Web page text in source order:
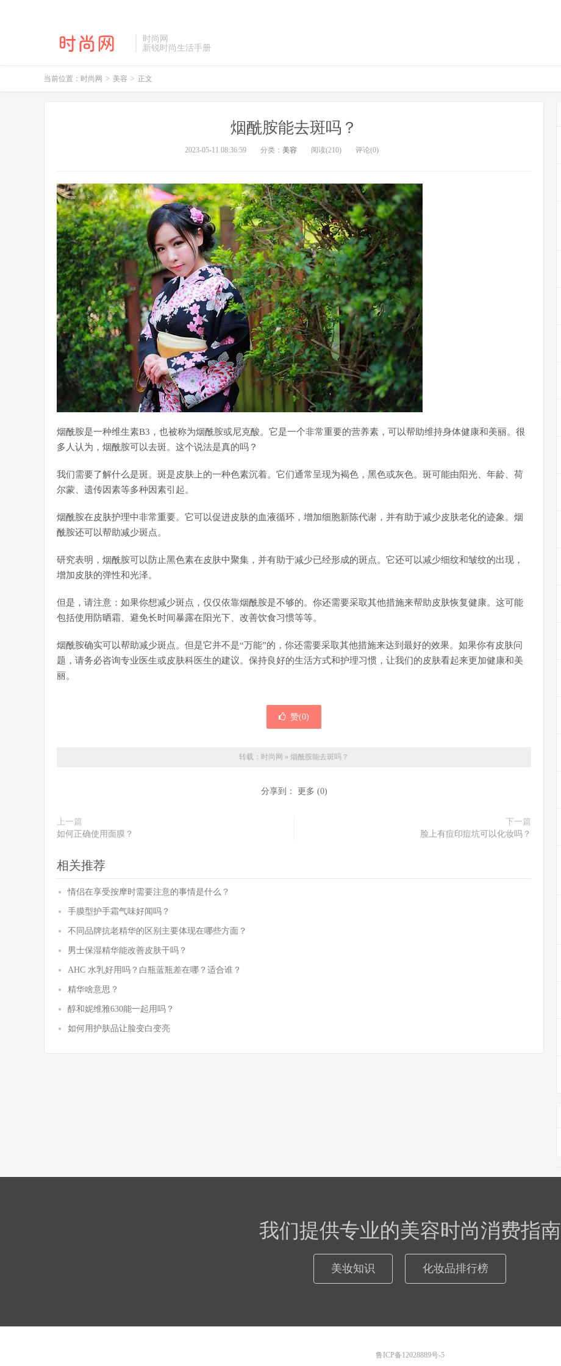
时尚网
新锐时尚生活手册
当前位置： 时尚网 > 美容 > 正文
烟酰胺能去斑吗？
2023-05-11 08:36:59 分类： 美容 阅读(210) 评论(0)
烟酰胺是一种维生素B3，也被称为烟酰胺或尼克酸。它是一个非常重要的营养素，可以帮助维持身体健康和美丽。很
多人认为，烟酰胺可以去斑。这个说法是真的吗？
我们需要了解什么是斑。斑是皮肤上的一种色素沉着。它们通常呈现为褐色，黑色或灰色。斑可能由阳光、年龄、荷
尔蒙、遗传因素等多种因素引起。
烟酰胺在皮肤护理中非常重要。它可以促进皮肤的血液循环，增加细胞新陈代谢，并有助于减少皮肤老化的迹象。烟
酰胺还可以帮助减少斑点。
研究表明，烟酰胺可以防止黑色素在皮肤中聚集，并有助于减少已经形成的斑点。它还可以减少细纹和皱纹的出现，
增加皮肤的弹性和光泽。
但是，请注意：如果你想减少斑点，仅仅依靠烟酰胺是不够的。你还需要采取其他措施来帮助皮肤恢复健康。这可能
包括使用防晒霜、避免长时间暴露在阳光下、改善饮食习惯等等。
烟酰胺确实可以帮助减少斑点。但是它并不是“万能”的，你还需要采取其他措施来达到最好的效果。如果你有皮肤问
题，请务必咨询专业医生或皮肤科医生的建议。保持良好的生活方式和护理习惯，让我们的皮肤看起来更加健康和美
丽。
赞(0)
转载： 时尚网 » 烟酰胺能去斑吗？
分享到： 更多 (0)
上一篇
如何正确使用面膜？
下一篇
脸上有痘印痘坑可以化妆吗？
相关推荐
情侣在享受按摩时需要注意的事情是什么？
手膜型护手霜气味好闻吗？
不同品牌抗老精华的区别主要体现在哪些方面？
男士保湿精华能改善皮肤干吗？
AHC 水乳好用吗？白瓶蓝瓶差在哪？适合谁？
精华啥意思？
醇和妮维雅630能一起用吗？
如何用护肤品让脸变白变亮
我们提供专业的美容时尚消费指南
美妆知识 化妆品排行榜
鲁ICP备12028889号-5